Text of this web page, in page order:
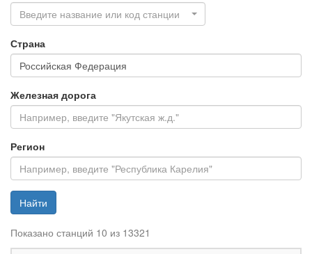
Введите название или код станции
Страна
Железная дорога
Регион
Найти
Показано станций 10 из 13321